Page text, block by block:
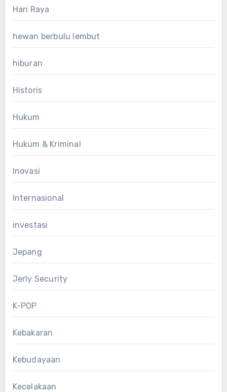
Hari Raya
hewan berbulu lembut
hiburan
Historis
Hukum
Hukum & Kriminal
Inovasi
Internasional
investasi
Jepang
Jerly Security
K-POP
Kebakaran
Kebudayaan
Kecelakaan